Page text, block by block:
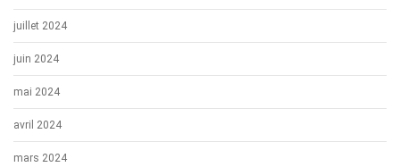
juillet 2024
juin 2024
mai 2024
avril 2024
mars 2024